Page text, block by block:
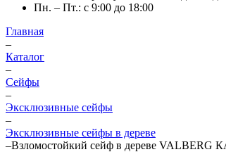
Пн. – Пт.: с 9:00 до 18:00
Главная
–
Каталог
–
Сейфы
–
Эксклюзивные сейфы
–
Эксклюзивные сейфы в дереве
–Взломостойкий сейф в дереве VALBERG